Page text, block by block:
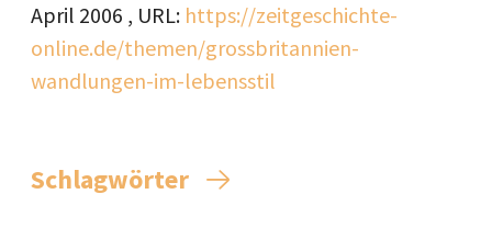
April 2006 , URL: https://zeitgeschichte-
online.de/themen/grossbritannien-
wandlungen-im-lebensstil
Schlagwörter